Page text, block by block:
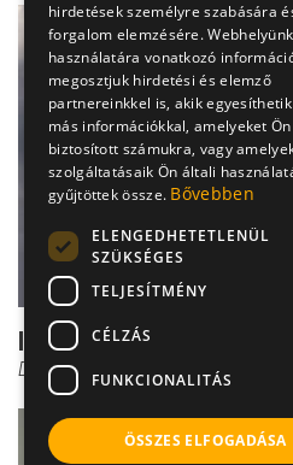
Időjós ízületek: valóság
Dr. Boross György
hirdetések személyre szabására
forgalom elemzésére.
használatára vonatkozó
megosztjuk hirdetési és elemző
partnereinkkel is, akik
más információkkal, amelyeket Ön
biztosított számukra, vagy
szolgáltatásaik Ön általi
gyűjtöttek össze. Bővebben
ELENGEDHETETLENÜL
SZÜKSÉGES
TELJESÍTMÉNY
CÉLZÁS
FUNKCIONALITÁS
ÖSSZES ELFOGADÁSA